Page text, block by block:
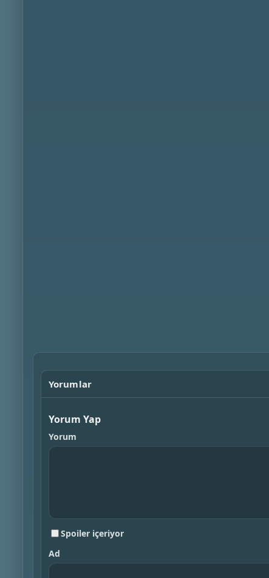
Yorumlar
Yorum Yap
Yorum
Spoiler içeriyor
Ad